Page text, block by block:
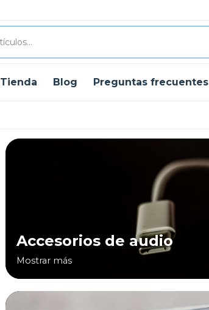
Tienda Blog Preguntas frecuentes
Accesorios de audio
Mostrar más